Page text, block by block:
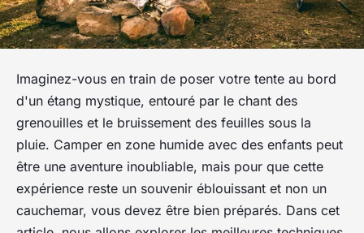
Imaginez-vous en train de poser votre tente au bord
d'un étang mystique, entouré par le chant des
grenouilles et le bruissement des feuilles sous la
pluie. Camper en zone humide avec des enfants peut
être une aventure inoubliable, mais pour que cette
expérience reste un souvenir éblouissant et non un
cauchemar, vous devez être bien préparés. Dans cet